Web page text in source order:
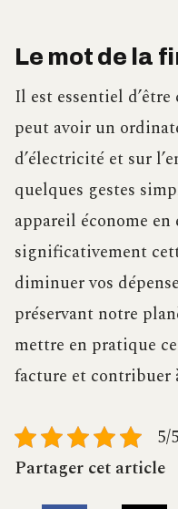
Le mot de la
Il est essentiel
peut avoir un
d’électricité et sur
quelques gestes
appareil économe
significativement
diminuer vos
préservant notre
mettre en pratique
facture et contribuer
5/
Partager cet article